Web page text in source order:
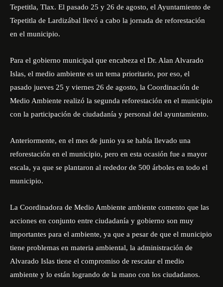
Tepetitla, Tlax. El pasado 25 y 26 de agosto, el Ayuntamiento de
Tepetitla de Lardizábal llevó a cabo la jornada de reforestación
en el municipio.
Para el gobierno municipal que encabeza el Dr. Alan Alvarado
Islas, el medio ambiente es un tema prioritario, por eso, el
pasado jueves 25 y viernes 26 de agosto, la Coordinación de
Medio Ambiente realizó la segunda reforestación en el municipio
con la participación de ciudadanía y personal del ayuntamiento.
Anteriormente, en el mes de junio ya se había llevado una
reforestación en el municipio, pero en esta ocasión fue a mayor
escala, ya que se plantaron al rededor de 500 árboles en todo el
municipio.
La Coordinadora de Medio Ambiente ambiente comento que las
acciones en conjunto entre ciudadanía y gobierno son muy
importantes para el ambiente, ya que a pesar de que el municipio
tiene problemas en materia ambiental, la administración de
Alvarado Islas tiene el compromiso de rescatar el medio
ambiente y lo están logrando de la mano con los ciudadanos.